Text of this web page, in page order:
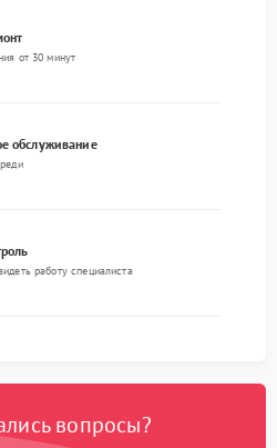
от 30 минут
обслуживание
работу специалиста
вопросы?